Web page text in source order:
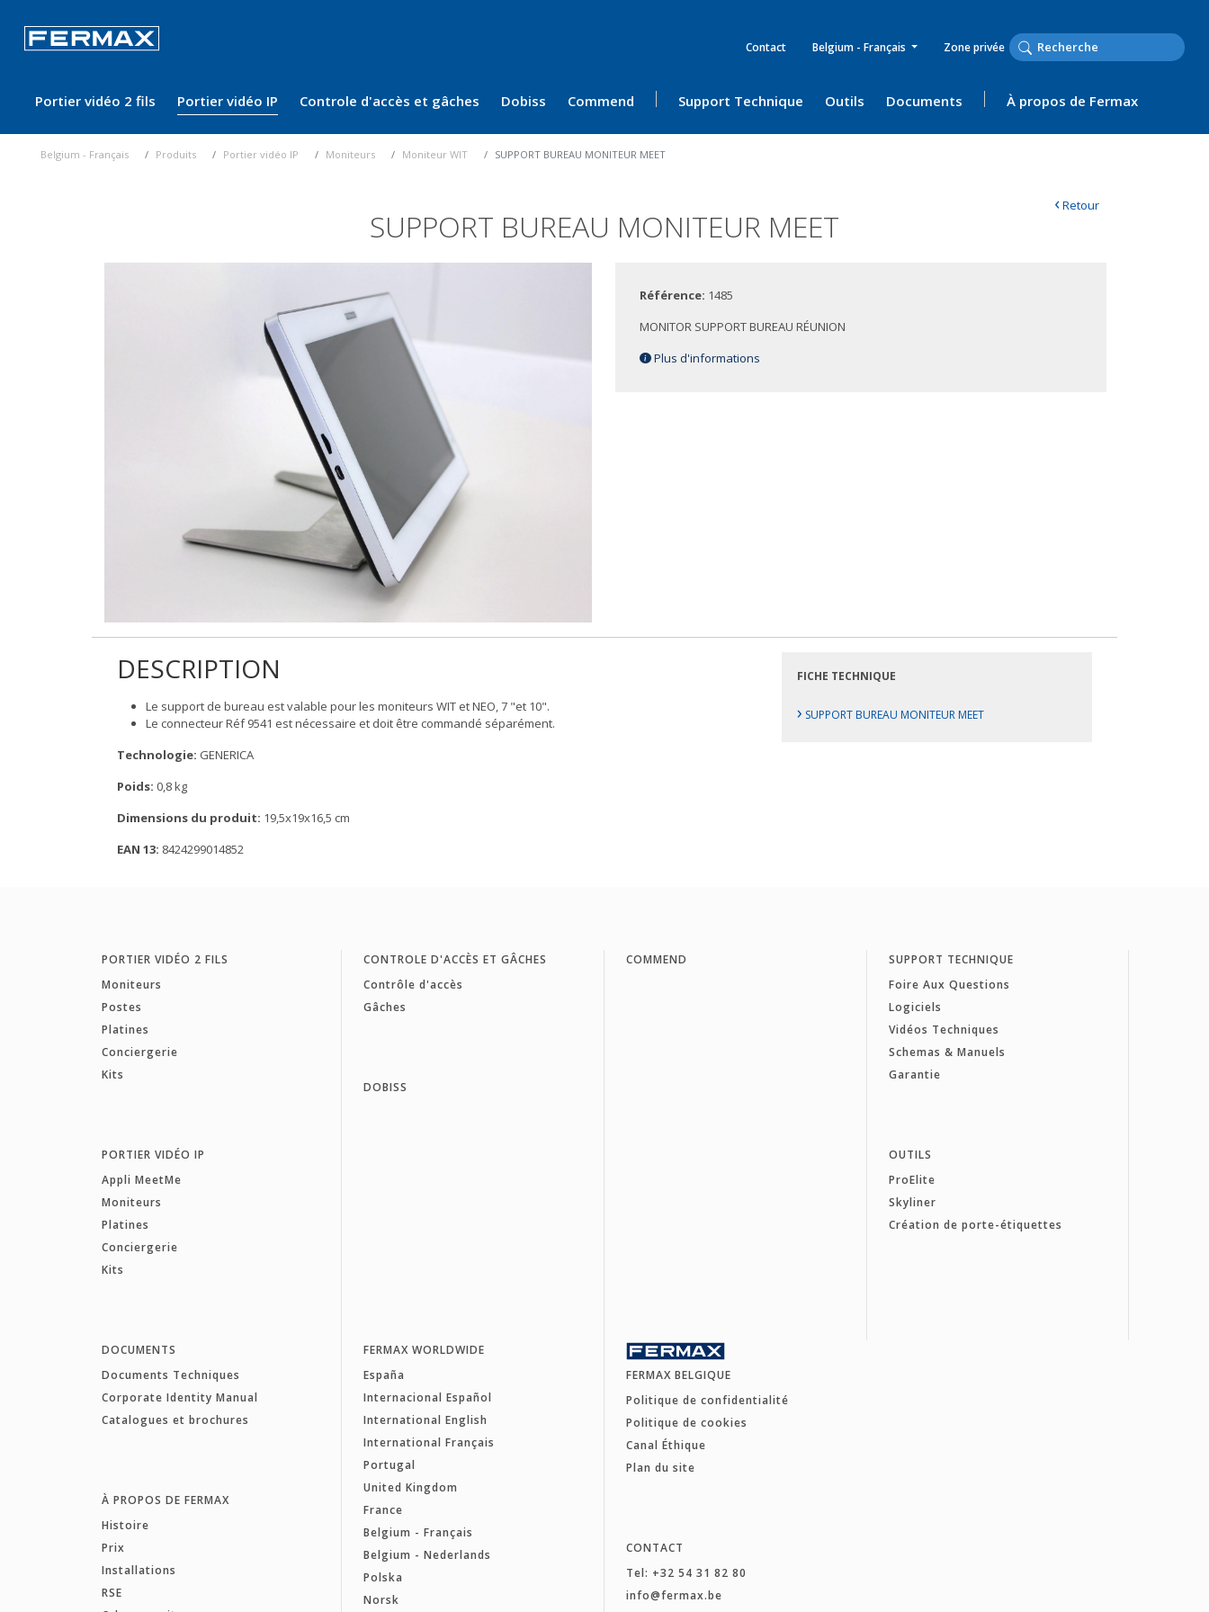
Contact Belgium - Français Zone privée
Portier vidéo 2 fils Portier vidéo IP Controle d'accès et gâches Dobiss Commend Support Technique Outils Documents À propos de Fermax
Belgium - Français Produits Portier vidéo IP Moniteurs Moniteur WIT SUPPORT BUREAU MONITEUR MEET
SUPPORT BUREAU MONITEUR MEET
‹Retour
Référence: 1485
MONITOR SUPPORT BUREAU RÉUNION
Plus d'informations
DESCRIPTION
Le support de bureau est valable pour les moniteurs WIT et NEO, 7 "et 10".
Le connecteur Réf 9541 est nécessaire et doit être commandé séparément.
Technologie: GENERICA
Poids: 0,8 kg
Dimensions du produit: 19,5x19x16,5 cm
EAN 13: 8424299014852
FICHE TECHNIQUE
› SUPPORT BUREAU MONITEUR MEET
PORTIER VIDÉO 2 FILS
Moniteurs
Postes
Platines
Conciergerie
Kits
PORTIER VIDÉO IP
Appli MeetMe
Moniteurs
Platines
Conciergerie
Kits
CONTROLE D'ACCÈS ET GÂCHES
Contrôle d'accès
Gâches
DOBISS
COMMEND
SUPPORT TECHNIQUE
Foire Aux Questions
Logiciels
Vidéos Techniques
Schemas & Manuels
Garantie
OUTILS
ProElite
Skyliner
Création de porte-étiquettes
DOCUMENTS
Documents Techniques
Corporate Identity Manual
Catalogues et brochures
À PROPOS DE FERMAX
Histoire
Prix
Installations
RSE
FERMAX WORLDWIDE
España
Internacional Español
International English
International Français
Portugal
United Kingdom
France
Belgium - Français
Belgium - Nederlands
Polska
Norsk
FERMAX BELGIQUE
Politique de confidentialité
Politique de cookies
Canal Éthique
Plan du site
CONTACT
Tel: +32 54 31 82 80
info@fermax.be